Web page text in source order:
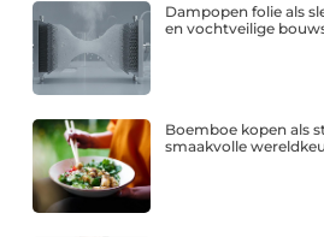
Dampopen folie als
en vochtveilige
Boemboe kopen als
smaakvolle